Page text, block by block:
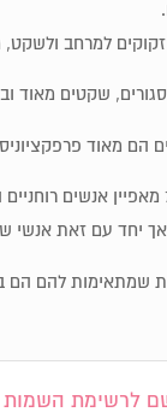
שקטים מאוד
הם מאוד
מספר 7 מאפיין אנשים
יחד עם זאת אנשי
שמתאימות להם הם
לרשימת השמות